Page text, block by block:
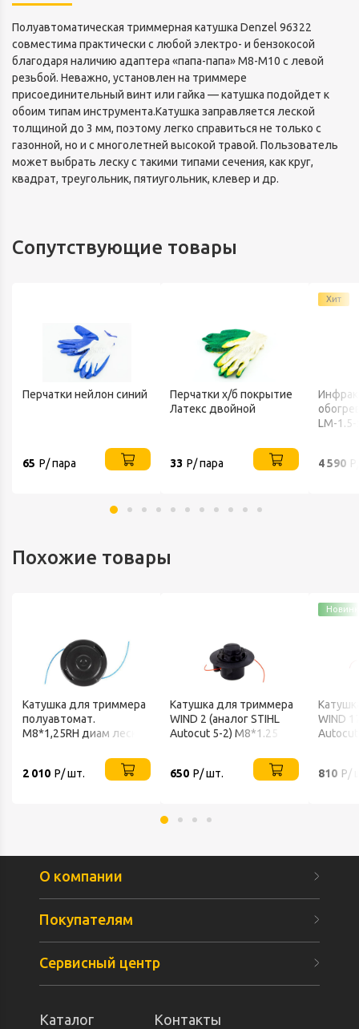
Полуавтоматическая триммерная катушка Denzel 96322
совместима практически с любой электро- и бензокосой
благодаря наличию адаптера «папа-папа» М8-М10 с левой
резьбой. Неважно, установлен на триммере
присоединительный винт или гайка — катушка подойдет к
обоим типам инструмента.Катушка заправляется леской
толщиной до 3 мм, поэтому легко справиться не только с
газонной, но и с многолетней высокой травой. Пользователь
может выбрать леску с такими типами сечения, как круг,
квадрат, треугольник, пятиугольник, клевер и др.
Сопутствующие товары
Перчатки нейлон синий
65 Р/ пара
Перчатки х/б покрытие
Латекс двойной
33 Р/ пара
Хит
LM-
4 590
Похожие товары
Катушка для триммера
полуавтомат.
М8*1,25RH диам леск
2 010 Р/ шт.
Катушка для триммера
WIND 2 (аналог STIHL
Autocut 5-2) M8*1.25
650 Р/ шт.
WIND
Autocut
810 Р/
О компании
Покупателям
Сервисный центр
Каталог
Контакты